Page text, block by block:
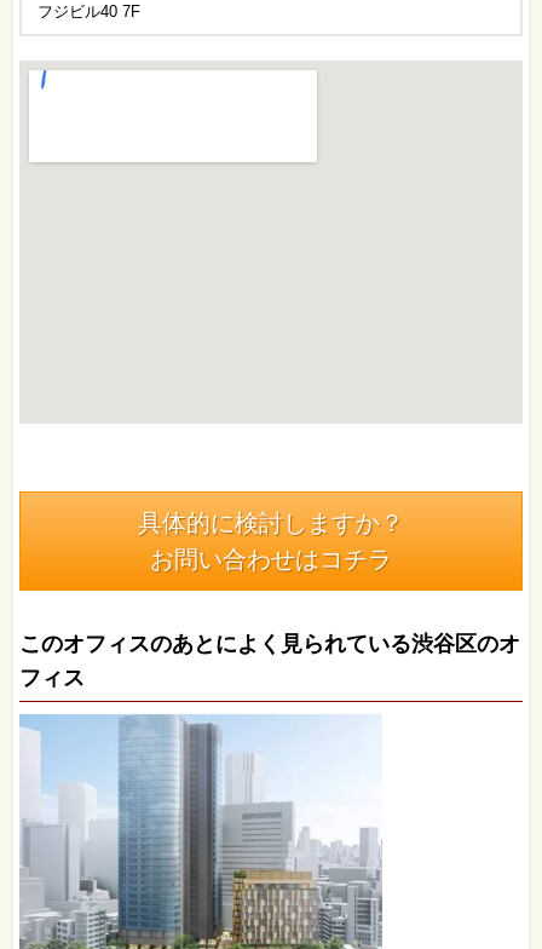
フジビル40 7F
具体的に検討しますか？
お問い合わせはコチラ
このオフィスのあとによく見られている渋谷区のオ
フィス